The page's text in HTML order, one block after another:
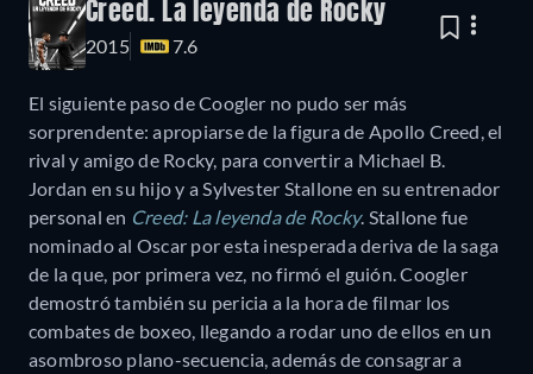
Creed. La leyenda de Rocky
2015 7.6
El siguiente paso de Coogler no pudo ser más
sorprendente: apropiarse de la figura de Apollo Creed, el
rival y amigo de Rocky, para convertir a Michael B.
Jordan en su hijo y a Sylvester Stallone en su entrenador
personal en Creed: La leyenda de Rocky. Stallone fue
nominado al Oscar por esta inesperada deriva de la saga
de la que, por primera vez, no firmó el guión. Coogler
demostró también su pericia a la hora de filmar los
combates de boxeo, llegando a rodar uno de ellos en un
asombroso plano-secuencia, además de consagrar a